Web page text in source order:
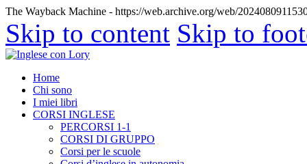
The Wayback Machine - https://web.archive.org/web/
Skip to content Skip to
Home
Chi sono
I miei libri
CORSI INGLESE
PERCORSI 1-1
CORSI DI GRUPPO
Corsi per le scuole